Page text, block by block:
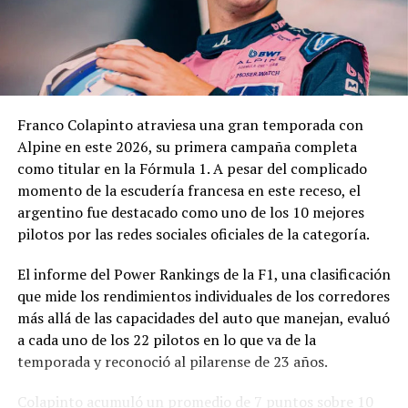
En los fundamentos de la resolución se señala que la
complejidad y trascendencia de la solicitud hacen
necesario un estudio integral de la documentación
modificación vinculada a la composición societaria de la
empresa que obtuvo la concesión.
La novedad se conoce mientras la concesión del Minella
continúa envuelta en una delicadísima situación
jurídica. El proceso mediante el cual Minella Stadium
busca determinar si existieron irregularidades en la
licitación impulsada por el Municipio.
La causa, que avanza en la Justicia, derivó en
cuestionamientos de distintos sectores políticos y en
Franco Colapinto atraviesa una gran temporada con
Alpine en este 2026, su primera campaña completa
como titular en la Fórmula 1. A pesar del complicado
momento de la escudería francesa en este receso, el
argentino fue destacado como uno de los 10 mejores
pilotos por las redes sociales oficiales de la categoría.
El informe del Power Rankings de la F1, una clasificación
que mide los rendimientos individuales de los corredores
más allá de las capacidades del auto que manejan, evaluó
a cada uno de los 22 pilotos en lo que va de la
temporada y reconoció al pilarense de 23 años.
Colapinto acumuló un promedio de 7 puntos sobre 10